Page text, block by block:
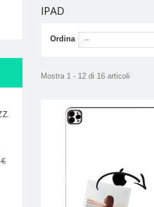
IPAD
Ordina --
Mostra 1 - 12 di 16 articoli